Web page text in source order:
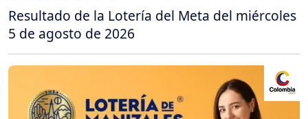
Resultado de la Lotería del Meta del miércoles
5 de agosto de 2026